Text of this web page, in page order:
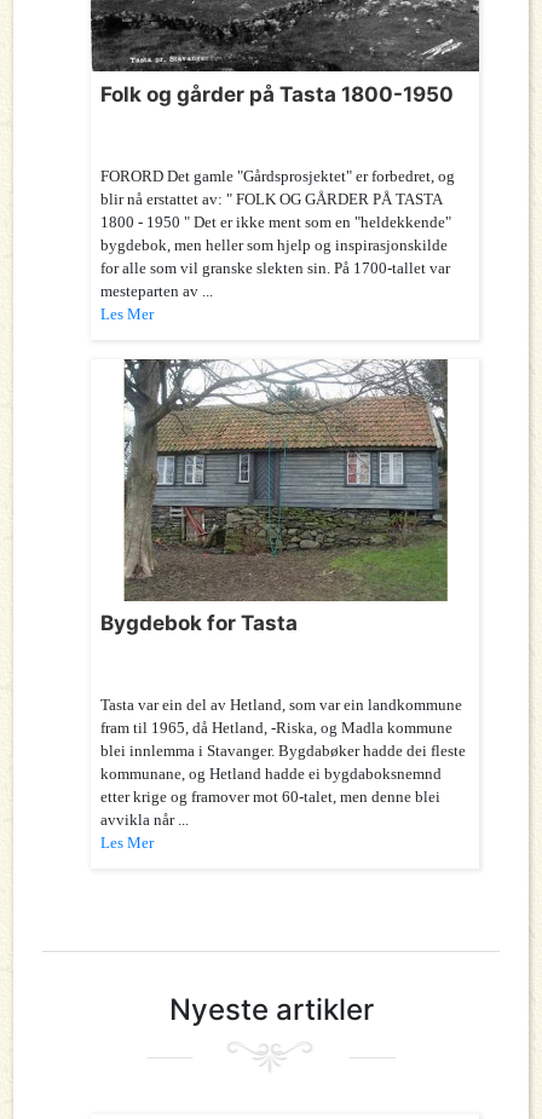
Folk og gårder på Tasta 1800-1950
FORORD Det gamle "Gårdsprosjektet" er forbedret, og
blir nå erstattet av: " FOLK OG GÅRDER PÅ TASTA
1800 - 1950 " Det er ikke ment som en "heldekkende"
bygdebok, men heller som hjelp og inspirasjonskilde
for alle som vil granske slekten sin. På 1700-tallet var
mesteparten av ...
Les Mer
Bygdebok for Tasta
Tasta var ein del av Hetland, som var ein landkommune
fram til 1965, då Hetland, -Riska, og Madla kommune
blei innlemma i Stavanger. Bygdabøker hadde dei fleste
kommunane, og Hetland hadde ei bygdaboksnemnd
etter krige og framover mot 60-talet, men denne blei
avvikla når ...
Les Mer
Nyeste artikler